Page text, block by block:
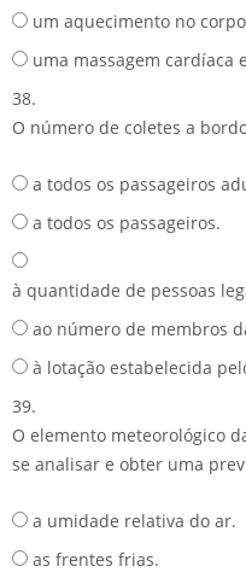
um aquecimento no
uma massagem cardíaca
38.
O número de coletes a
a todos os passageiros
a todos os passageiros.
à quantidade de pessoas
ao número de membros
à lotação estabelecida
39.
O elemento meteorológico
se analisar e obter uma
a umidade relativa do ar.
as frentes frias.